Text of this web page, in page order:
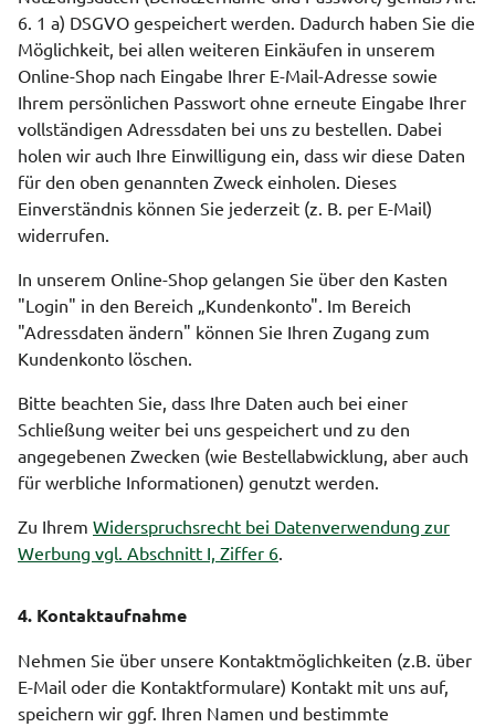
6. 1 a) DSGVO gespeichert werden. Dadurch haben Sie die
Möglichkeit, bei allen weiteren Einkäufen in unserem
Online-Shop nach Eingabe Ihrer E-Mail-Adresse sowie
Ihrem persönlichen Passwort ohne erneute Eingabe Ihrer
vollständigen Adressdaten bei uns zu bestellen. Dabei
holen wir auch Ihre Einwilligung ein, dass wir diese Daten
für den oben genannten Zweck einholen. Dieses
Einverständnis können Sie jederzeit (z. B. per E-Mail)
widerrufen.
In unserem Online-Shop gelangen Sie über den Kasten
"Login" in den Bereich „Kundenkonto". Im Bereich
"Adressdaten ändern" können Sie Ihren Zugang zum
Kundenkonto löschen.
Bitte beachten Sie, dass Ihre Daten auch bei einer
Schließung weiter bei uns gespeichert und zu den
angegebenen Zwecken (wie Bestellabwicklung, aber auch
für werbliche Informationen) genutzt werden.
Zu Ihrem Widerspruchsrecht bei Datenverwendung zur
Werbung vgl. Abschnitt I, Ziffer 6.
4. Kontaktaufnahme
Nehmen Sie über unsere Kontaktmöglichkeiten (z.B. über
E-Mail oder die Kontaktformulare) Kontakt mit uns auf,
speichern wir ggf. Ihren Namen und bestimmte